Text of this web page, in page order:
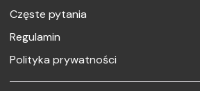
Częste pytania
Regulamin
Polityka prywatności